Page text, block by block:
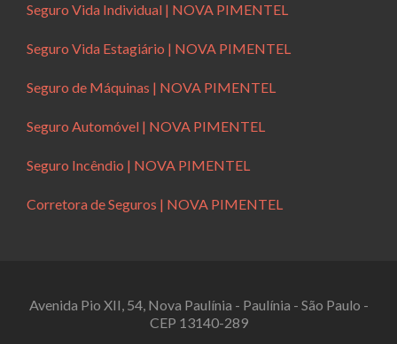
Seguro Vida Individual | NOVA PIMENTEL
Seguro Vida Estagiário | NOVA PIMENTEL
Seguro de Máquinas | NOVA PIMENTEL
Seguro Automóvel | NOVA PIMENTEL
Seguro Incêndio | NOVA PIMENTEL
Corretora de Seguros | NOVA PIMENTEL
Avenida Pio XII, 54, Nova Paulínia - Paulínia - São Paulo -
CEP 13140-289